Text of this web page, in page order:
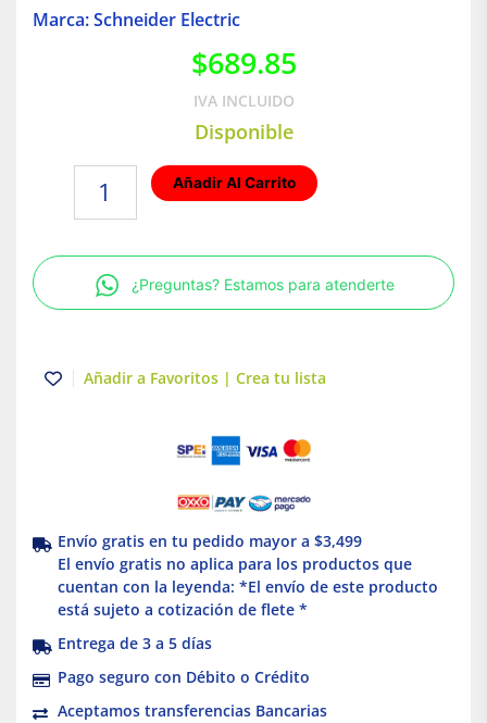
Marca: Schneider Electric
$689.85
IVA INCLUIDO
Disponible
a
tierra
Schneider
Añadir Al Carrito
¿Preguntas? Estamos para atenderte
Añadir a Favoritos | Crea tu lista
Envío gratis en tu pedido mayor a $3,499
El envío gratis no aplica para los productos que
cuentan con la leyenda: *El envío de este producto
está sujeto a cotización de flete *
Entrega de 3 a 5 días
Pago seguro con Débito o Crédito
Aceptamos transferencias Bancarias